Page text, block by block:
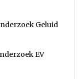
Geluid
EV